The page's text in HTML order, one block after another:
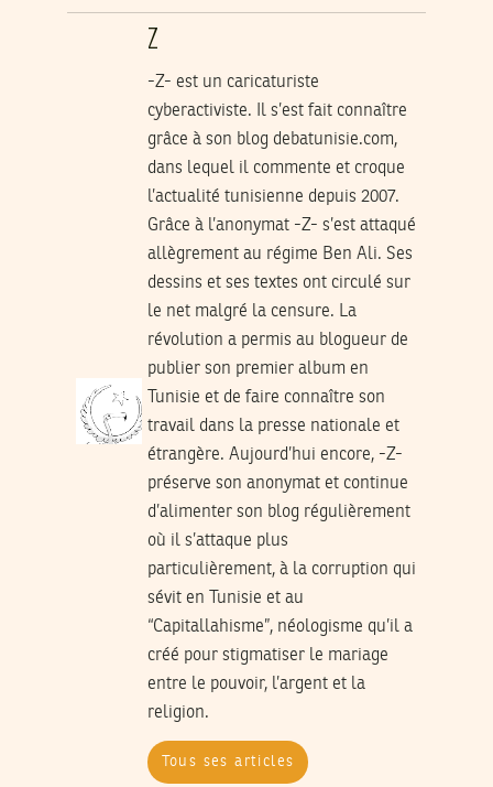
Z
-Z- est un caricaturiste
cyberactiviste. Il s’est fait connaître
grâce à son blog debatunisie.com,
dans lequel il commente et croque
l’actualité tunisienne depuis 2007.
Grâce à l’anonymat -Z- s’est attaqué
allègrement au régime Ben Ali. Ses
dessins et ses textes ont circulé sur
le net malgré la censure. La
révolution a permis au blogueur de
publier son premier album en
Tunisie et de faire connaître son
travail dans la presse nationale et
étrangère. Aujourd’hui encore, -Z-
préserve son anonymat et continue
d’alimenter son blog régulièrement
où il s’attaque plus
particulièrement, à la corruption qui
sévit en Tunisie et au
“Capitallahisme”, néologisme qu’il a
créé pour stigmatiser le mariage
entre le pouvoir, l’argent et la
religion.
Tous ses articles